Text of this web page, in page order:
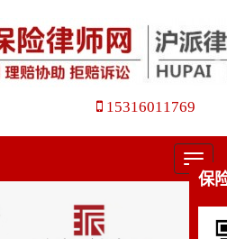
15316011769
菜
单
保